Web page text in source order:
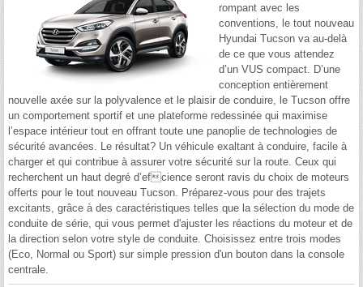
rompant avec les
conventions, le tout nouveau
Hyundai Tucson va au-delà
de ce que vous attendez
d’un VUS compact. D’une
conception entièrement
nouvelle axée sur la polyvalence et le plaisir de conduire, le Tucson offre
un comportement sportif et une plateforme redessinée qui maximise
l’espace intérieur tout en offrant toute une panoplie de technologies de
sécurité avancées. Le résultat? Un véhicule exaltant à conduire, facile à
charger et qui contribue à assurer votre sécurité sur la route. Ceux qui
recherchent un haut degré d’efcience seront ravis du choix de moteurs
offerts pour le tout nouveau Tucson. Préparez-vous pour des trajets
excitants, grâce à des caractéristiques telles que la sélection du mode de
conduite de série, qui vous permet d'ajuster les réactions du moteur et de
la direction selon votre style de conduite. Choisissez entre trois modes
(Eco, Normal ou Sport) sur simple pression d'un bouton dans la console
centrale.